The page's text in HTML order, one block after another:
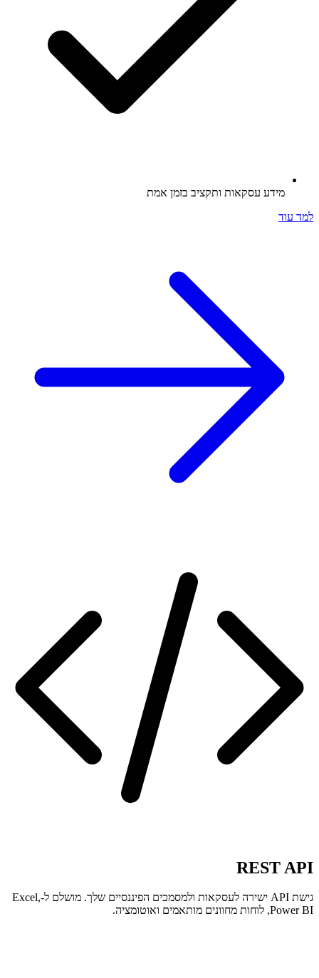
מידע עסקאות ותקציב בזמן אמת
למד עוד
REST API
גישת API ישירה לעסקאות ולמסמכים הפיננסיים שלך. מושלם ל-Excel,
Power BI, לוחות מחוונים מותאמים ואוטומציה.